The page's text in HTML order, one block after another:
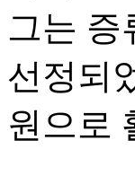
그는 증
선정되
원으로